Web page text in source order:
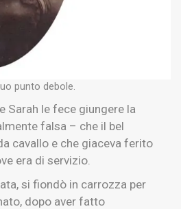
punto debole.
Sarah le fece giungere la
falsa – che il bel
cavallo e che giaceva ferito
era di servizio.
si fiondò in carrozza per
dopo aver fatto